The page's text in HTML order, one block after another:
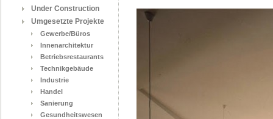
Under Construction
Umgesetzte Projekte
Gewerbe/Büros
Innenarchitektur
Betriebsrestaurants
Technikgebäude
Industrie
Handel
Sanierung
Gesundheitswesen